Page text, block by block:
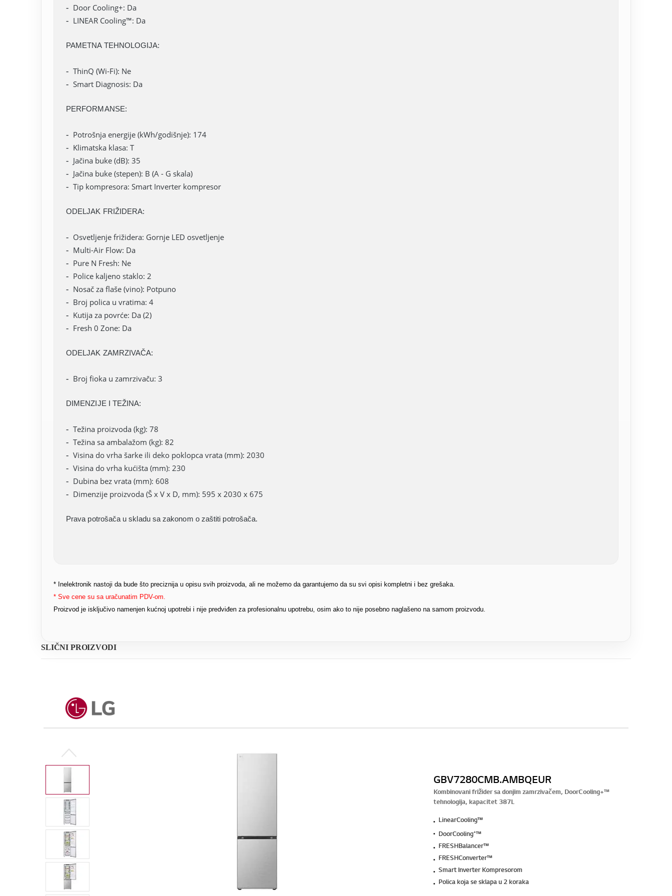
Door Cooling+: Da
LINEAR Cooling™: Da
PAMETNA TEHNOLOGIJA:
ThinQ (Wi-Fi): Ne
Smart Diagnosis: Da
PERFORMANSE:
Potrošnja energije (kWh/godišnje): 174
Klimatska klasa: T
Jačina buke (dB): 35
Jačina buke (stepen): B (A - G skala)
Tip kompresora: Smart Inverter kompresor
ODELJAK FRIŽIDERA:
Osvetljenje frižidera: Gornje LED osvetljenje
Multi-Air Flow: Da
Pure N Fresh: Ne
Police kaljeno staklo: 2
Nosač za flaše (vino): Potpuno
Broj polica u vratima: 4
Kutija za povrće: Da (2)
Fresh 0 Zone: Da
ODELJAK ZAMRZIVAČA:
Broj fioka u zamrzivaču: 3
DIMENZIJE I TEŽINA:
Težina proizvoda (kg): 78
Težina sa ambalažom (kg): 82
Visina do vrha šarke ili deko poklopca vrata (mm): 2030
Visina do vrha kućišta (mm): 230
Dubina bez vrata (mm): 608
Dimenzije proizvoda (Š x V x D, mm): 595 x 2030 x 675
Prava potrošača u skladu sa zakonom o zaštiti potrošača.
* Inelektronik nastoji da bude što preciznija u opisu svih proizvoda, ali ne možemo da garantujemo da su svi opisi kompletni i bez grešaka.
* Sve cene su sa uračunatim PDV-om.
Proizvod je isključivo namenjen kućnoj upotrebi i nije predviđen za profesionalnu upotrebu, osim ako to nije posebno naglašeno na samom proizvodu.
SLIČNI PROIZVODI
GBV7280CMB.AMBQEUR
Kombinovani frižider sa donjim zamrzivačem, DoorCooling+™
tehnologija, kapacitet 387L
LinearCooling™
DoorCooling⁺™
FRESHBalancer™
FRESHConverter™
Smart Inverter Kompresorom
Polica koja se sklapa u 2 koraka